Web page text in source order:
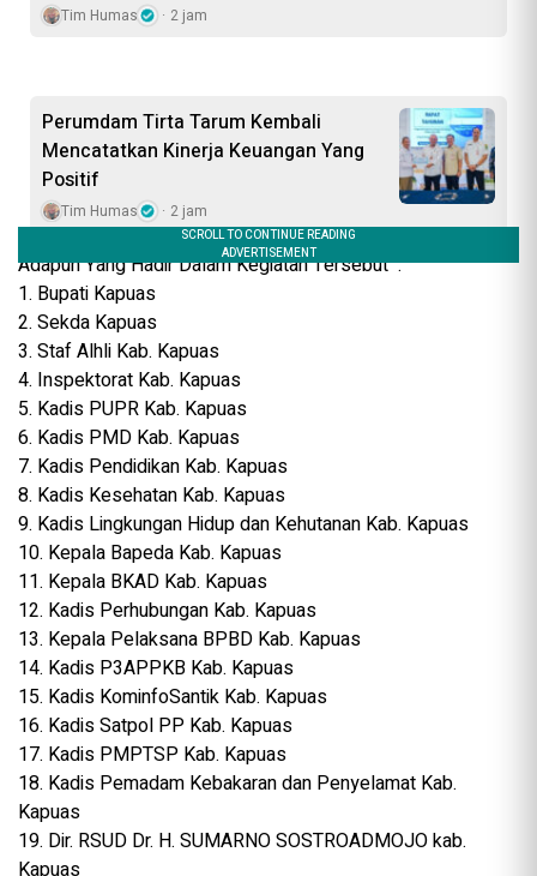
Tim Humas 2 jam
Perumdam Tirta Tarum Kembali
Mencatatkan Kinerja Keuangan Yang
Positif
Tim Humas 2 jam
Adapun Yang Hadir Dalam Kegiatan Tersebut :
1. Bupati Kapuas
2. Sekda Kapuas
3. Staf Alhli Kab. Kapuas
4. Inspektorat Kab. Kapuas
5. Kadis PUPR Kab. Kapuas
6. Kadis PMD Kab. Kapuas
7. Kadis Pendidikan Kab. Kapuas
8. Kadis Kesehatan Kab. Kapuas
9. Kadis Lingkungan Hidup dan Kehutanan Kab. Kapuas
10. Kepala Bapeda Kab. Kapuas
11. Kepala BKAD Kab. Kapuas
12. Kadis Perhubungan Kab. Kapuas
13. Kepala Pelaksana BPBD Kab. Kapuas
14. Kadis P3APPKB Kab. Kapuas
15. Kadis KominfoSantik Kab. Kapuas
16. Kadis Satpol PP Kab. Kapuas
17. Kadis PMPTSP Kab. Kapuas
18. Kadis Pemadam Kebakaran dan Penyelamat Kab.
Kapuas
19. Dir. RSUD Dr. H. SUMARNO SOSTROADMOJO kab.
Kapuas